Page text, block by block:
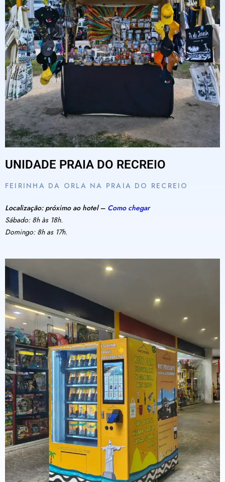
UNIDADE PRAIA DO RECREIO
FEIRINHA DA ORLA NA PRAIA DO RECREIO
Localização: próximo ao hotel – Como chegar
Sábado: 8h às 18h.
Domingo: 8h as 17h.